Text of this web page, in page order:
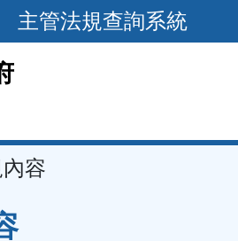
主管法規查詢系統
容